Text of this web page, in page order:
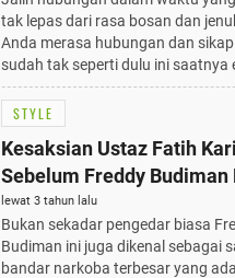
tak lepas dari rasa bosan dan
Anda merasa hubungan dan
sudah tak seperti dulu ini saatnya
STYLE
Kesaksian Ustaz Fatih
Sebelum Freddy Budiman
Mati: Minta Ucap Tahlil
lewat 3 tahun lalu
Bukan sekadar pengedar biasa
Budiman ini juga dikenal sebagai
bandar narkoba terbesar yang